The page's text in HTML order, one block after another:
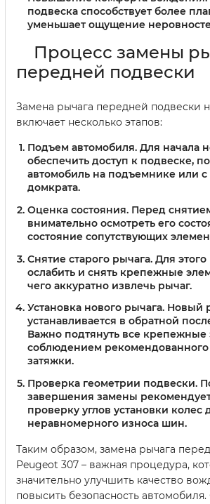
подвеска способствует более
уменьшает ощущение
Процесс замены
передней подвески
Замена рычага передней подвески
включает несколько этапов:
Подъем автомобиля. Для начала
обеспечить доступ к подвеске,
автомобиль на подъемнике или
домкрата.
Оценка состояния. Перед
внимательно осмотреть его
состояние сопутствующих
Снятие старого рычага. Для этого
ослабить и снять крепежные
чего аккуратно извлечь рычаг.
Установка нового рычага. Новый
устанавливается в обратной
Важно подтянуть все крепежные
соблюдением
затяжки.
Проверка геометрии подвески.
завершения замены
проверку углов установки
неравномерного износа шин.
Таким образом, замена рычага
Peugeot 307 – важная процедура,
значительно улучшить качество
повысить безопасность автомобиля.